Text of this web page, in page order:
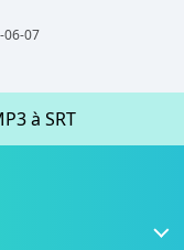
06-07
à SRT